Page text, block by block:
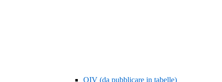
OIV (da pubblicare in tabelle)